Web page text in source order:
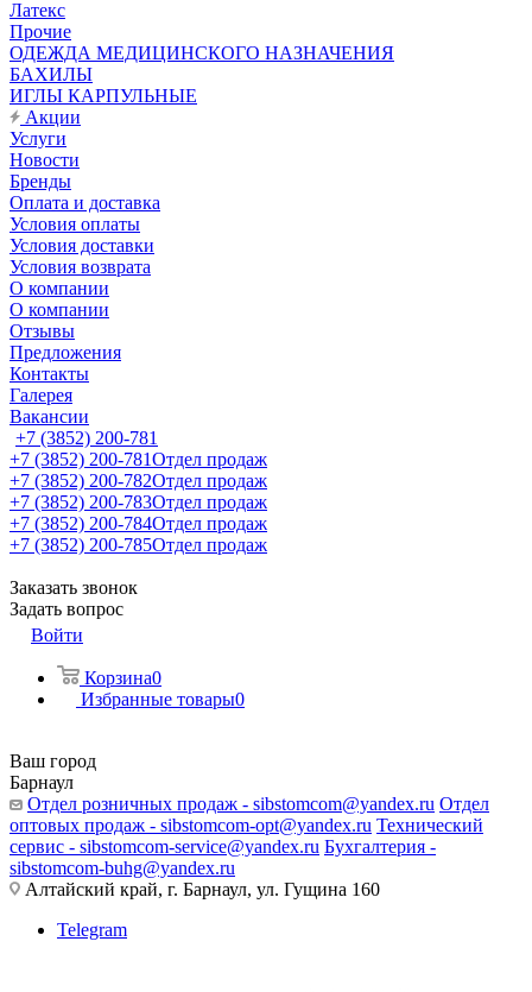
Латекс
Прочие
ОДЕЖДА МЕДИЦИНСКОГО НАЗНАЧЕНИЯ
БАХИЛЫ
ИГЛЫ КАРПУЛЬНЫЕ
Акции
Услуги
Новости
Бренды
Оплата и доставка
Условия оплаты
Условия доставки
Условия возврата
О компании
О компании
Отзывы
Предложения
Контакты
Галерея
Вакансии
+7 (3852) 200-781
+7 (3852) 200-781Отдел продаж
+7 (3852) 200-782Отдел продаж
+7 (3852) 200-783Отдел продаж
+7 (3852) 200-784Отдел продаж
+7 (3852) 200-785Отдел продаж
Заказать звонок
Задать вопрос
Войти
Корзина0
Избранные товары0
Ваш город
Барнаул
Отдел розничных продаж - sibstomcom@yandex.ru Отдел
оптовых продаж - sibstomcom-opt@yandex.ru Технический
сервис - sibstomcom-service@yandex.ru Бухгалтерия -
sibstomcom-buhg@yandex.ru
Алтайский край, г. Барнаул, ул. Гущина 160
Telegram